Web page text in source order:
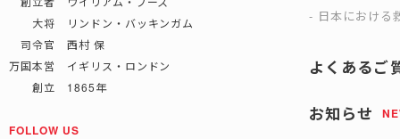
大将 リンドン・バッキンガム
司令官 西村 保
万国本営 イギリス・ロンドン
創立 1865年
FOLLOW US
日本における
よくあるご
お知らせ